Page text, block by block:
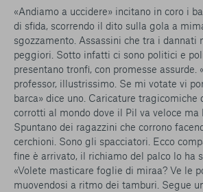
«Andiamo a uccidere» incitano in coro i
di sfida, scorrendo il dito sulla gola a
sgozzamento. Assassini che tra i dannati
peggiori. Sotto infatti ci sono politici e
presentano tronfi, con promesse assurde.
professor, illustrissimo. Se mi votate vi
barca» dice uno. Caricature tragicomiche
corrotti al mondo dove il Pil va veloce ma
Spuntano dei ragazzini che corrono
cerchioni. Sono gli spacciatori. Ecco
fine è arrivato, il richiamo del palco lo ha
«Volete masticare foglie di miraa? Ve le
muovendosi a ritmo dei tamburi. Segue